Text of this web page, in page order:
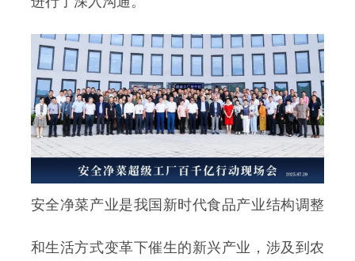
安全净菜产业是我国新时代食品产业结构调整
和生活方式变革下催生的新兴产业，涉及到农